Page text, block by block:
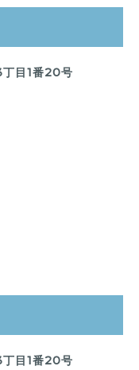
目1番20号
目1番20号